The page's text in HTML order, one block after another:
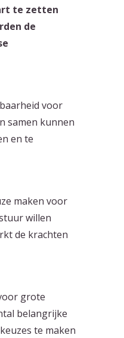
te zetten
de
voor
samen kunnen
en te
maken voor
willen
de krachten
grote
belangrijke
te maken